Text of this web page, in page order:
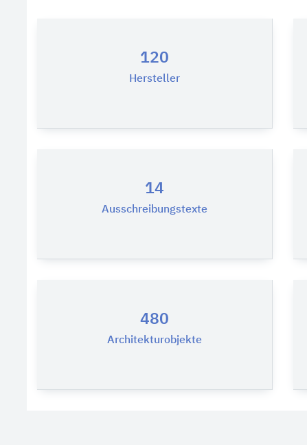
120
Hersteller
14
Ausschreibungstexte
480
Architekturobjekte